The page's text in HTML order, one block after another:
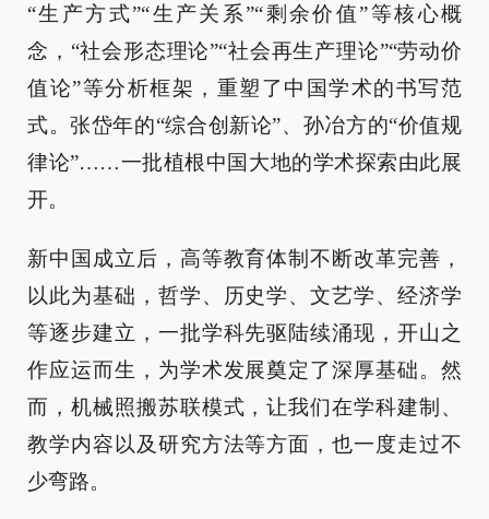
“生产方式”“生产关系”“剩余价值”等核心概
念，“社会形态理论”“社会再生产理论”“劳动价
值论”等分析框架，重塑了中国学术的书写范
式。张岱年的“综合创新论”、孙冶方的“价值规
律论”……一批植根中国大地的学术探索由此展
开。
新中国成立后，高等教育体制不断改革完善，
以此为基础，哲学、历史学、文艺学、经济学
等逐步建立，一批学科先驱陆续涌现，开山之
作应运而生，为学术发展奠定了深厚基础。然
而，机械照搬苏联模式，让我们在学科建制、
教学内容以及研究方法等方面，也一度走过不
少弯路。